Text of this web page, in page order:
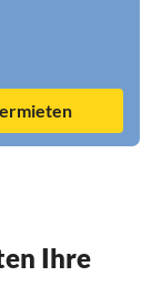
Ihre